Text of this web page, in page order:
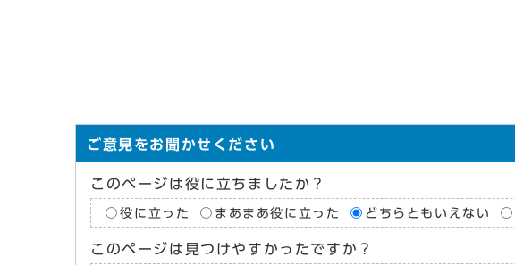
ご意見をお聞かせください
このページは役に立ちましたか？
役に立った まあまあ役に立った どちらともいえない
このページは見つけやすかったですか？